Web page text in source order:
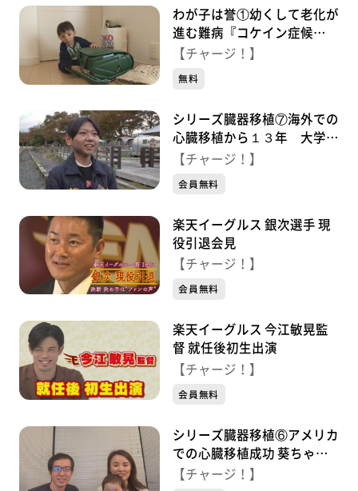
わが子は誉①幼くして老化が
進む難病『コケイン症候
群』 １６歳の男の子 家族
【チャージ！】
無料
シリーズ臓器移植⑦海外での
心臓移植から１３年 大学生
になった青年「臓器移植を知
【チャージ！】
会員無料
楽天イーグルス 銀次選手 現
役引退会見
【チャージ！】
会員無料
楽天イーグルス 今江敏晃監
督 就任後初生出演
【チャージ！】
会員無料
シリーズ臓器移植⑥アメリカ
での心臓移植成功 葵ちゃん
と家族 命をめぐる日々
【チャージ！】